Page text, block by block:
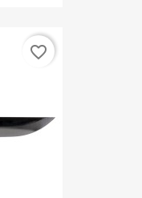
favorite_border